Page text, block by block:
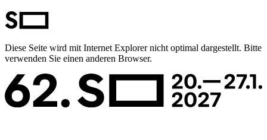
Diese Seite wird mit Internet Explorer nicht optimal dargestellt. Bitte
verwenden Sie einen anderen Browser.